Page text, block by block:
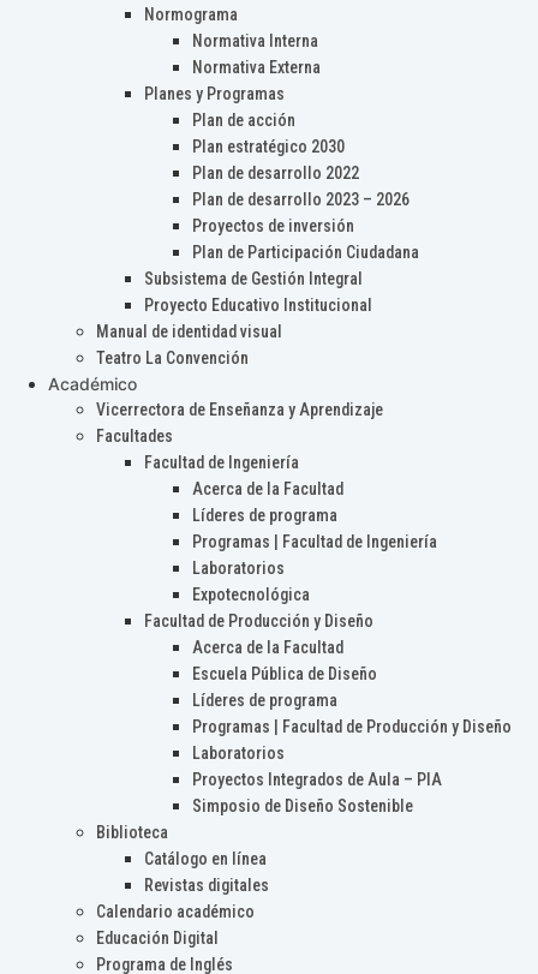
Normograma
Normativa Interna
Normativa Externa
Planes y Programas
Plan de acción
Plan estratégico 2030
Plan de desarrollo 2022
Plan de desarrollo 2023 – 2026
Proyectos de inversión
Plan de Participación Ciudadana
Subsistema de Gestión Integral
Proyecto Educativo Institucional
Manual de identidad visual
Teatro La Convención
Académico
Vicerrectora de Enseñanza y Aprendizaje
Facultades
Facultad de Ingeniería
Acerca de la Facultad
Líderes de programa
Programas | Facultad de Ingeniería
Laboratorios
Expotecnológica
Facultad de Producción y Diseño
Acerca de la Facultad
Escuela Pública de Diseño
Líderes de programa
Programas | Facultad de Producción y Diseño
Laboratorios
Proyectos Integrados de Aula – PIA
Simposio de Diseño Sostenible
Biblioteca
Catálogo en línea
Revistas digitales
Calendario académico
Educación Digital
Programa de Inglés